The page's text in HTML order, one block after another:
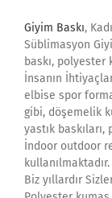
Giyim Baskı,
Süblimasyon
baskı, polyester
İnsanın
elbise spor
gibi, döşemelik
yastık
İndoor outdoor
kullanılmaktadır.
Biz yıllardır